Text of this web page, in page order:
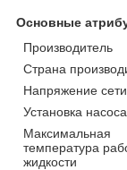
Основные
Производитель
Страна
Напряжение сети
Установка насоса
Максимальная
температура
жидкости